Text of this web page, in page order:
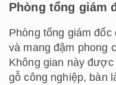
Phòng tổng giám
Phòng tổng giám
và mang đậm phong
Không gian này
gỗ công nghiệp, bàn